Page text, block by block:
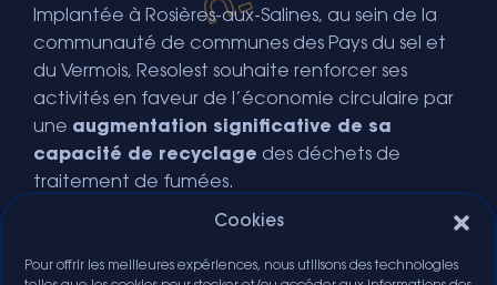
Cookies
Pour offrir les meilleures expériences, nous utilisons des technologies
Implantée à Rosières-aux-Salines, au sein de la
communauté de communes des Pays du sel et
du Vermois, Resolest souhaite renforcer ses
activités en faveur de l’économie circulaire par
une augmentation significative de sa
capacité de recyclage des déchets de
traitement de fumées.
l’entreprise exploitera de nouvelles installations,